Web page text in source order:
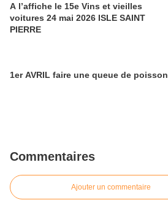
A l’affiche le 15e Vins et vieilles
voitures 24 mai 2026 ISLE SAINT
PIERRE
1er AVRIL faire une queue de poisson
Commentaires
Ajouter un commentaire